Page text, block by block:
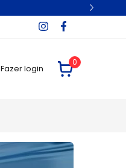
Fazer login
0